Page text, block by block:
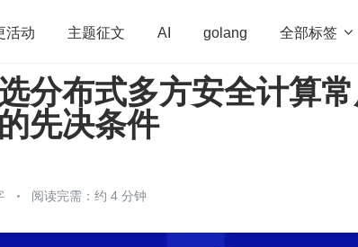
活动 主题征文 AI golang 全部标签 
算法 学习方法 Web3.0 高
运维 深度思考
分布式多方安全计算
先决条件
阅读完需：约 4 分钟